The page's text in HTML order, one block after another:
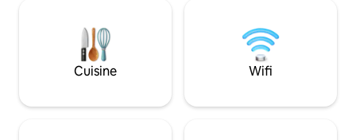
Cuisine Wifi